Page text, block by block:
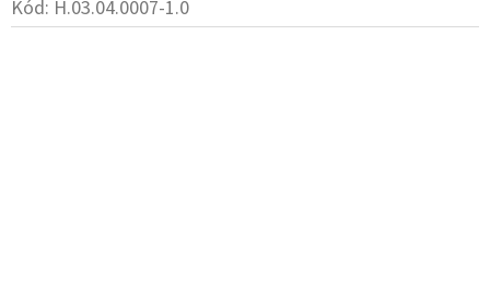
Kód: H.03.04.0007-1.0